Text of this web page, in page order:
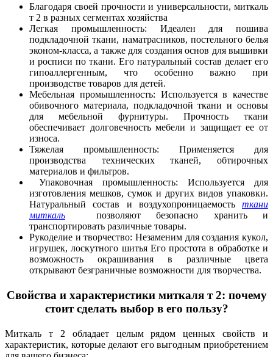
Благодаря своей прочности и универсальности, миткаль
т 2 в разных сегментах хозяйства
Легкая промышленность: Идеален для пошива
подкладочной ткани, наматрасников, постельного белья
эконом-класса, а также для создания основ для вышивки
и росписи по ткани. Его натуральный состав делает его
гипоаллергенным, что особенно важно при
производстве товаров для детей.
Мебельная промышленность: Используется в качестве
обивочного материала, подкладочной ткани и основы
для мебельной фурнитуры. Прочность ткани
обеспечивает долговечность мебели и защищает ее от
износа.
Тяжелая промышленность: Применяется для
производства технических тканей, обтирочных
материалов и фильтров.
Упаковочная промышленность: Используется для
изготовления мешков, сумок и других видов упаковки.
Натуральный состав и воздухопроницаемость ткани
миткаль позволяют безопасно хранить и
транспортировать различные товары.
Рукоделие и творчество: Незаменим для создания кукол,
игрушек, лоскутного шитья Его простота в обработке и
возможность окрашивания в различные цвета
открывают безграничные возможности для творчества.
Свойства и характеристики миткаля т 2: почему
стоит сделать выбор в его пользу?
Миткаль т 2 обладает целым рядом ценных свойств и
характеристик, которые делают его выгодным приобретением